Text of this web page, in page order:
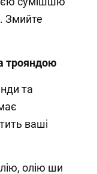
Змийте
трояндою
та
ваші
олію ши